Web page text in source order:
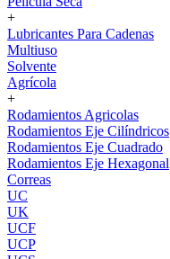
+
Lubricantes Para Cadenas
Multiuso
Solvente
Agrícola
+
Rodamientos Agricolas
Rodamientos Eje Cilíndricos
Rodamientos Eje Cuadrado
Rodamientos Eje Hexagonal
Correas
UC
UK
UCF
UCP